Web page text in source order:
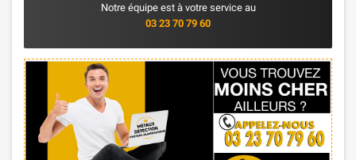
Notre équipe est à votre service au
03 23 70 79 60